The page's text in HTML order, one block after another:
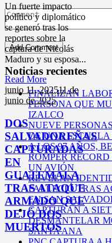
Un fuerte impacto
político y diplomático
se generó tras los
reportes sobre la
captura de Nicolás
Maduro y su esposa...
Read More
junio 11,202511 de
junio de 2025
DOS
SALVADOREÑAS
CAPTURADAS
EN
GUATEMALA
TRAS ATAQUE
ARMADO QUE
DEJÓ DOS
MUERTOS
Noticias recientes
FINALIZAN
PERSONA QUE
IZALCO
NUEVE
DE UNA
A LOS 97 AÑOS,
ROMPER
UN AVIÓN
REVELAN
FALLECIÓ TRAS
EN SAN
CAPTURAN A
DESMANTELAR
SANTA ANA